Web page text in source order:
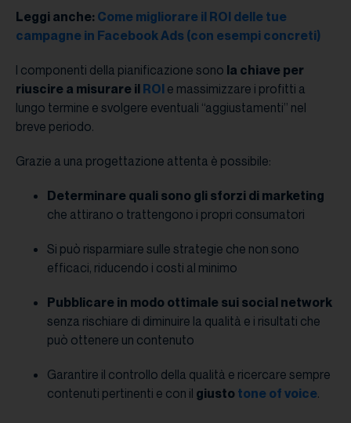
Leggi anche: Come migliorare il ROI delle tue
campagne in Facebook Ads (con esempi concreti)
I componenti della pianificazione sono la chiave per
riuscire a misurare il ROI e massimizzare i profitti a
lungo termine e svolgere eventuali “aggiustamenti” nel
breve periodo.
Grazie a una progettazione attenta è possibile:
Determinare quali sono gli sforzi di marketing
che attirano o trattengono i propri consumatori
Si può risparmiare sulle strategie che non sono
efficaci, riducendo i costi al minimo
Pubblicare in modo ottimale sui social network
senza rischiare di diminuire la qualità e i risultati che
può ottenere un contenuto
Garantire il controllo della qualità e ricercare sempre
contenuti pertinenti e con il giusto tone of voice.